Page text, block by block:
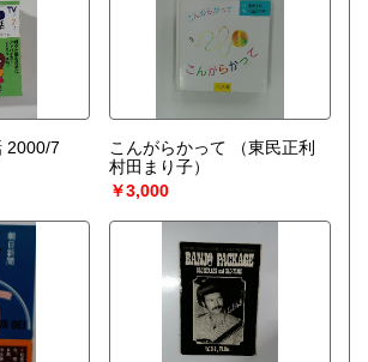
2000/7
こんがらかって
（東民正利
村田まり子）
￥3,000